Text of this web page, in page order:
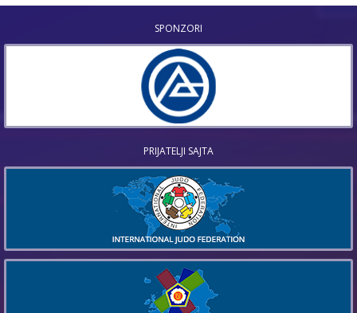
SPONZORI
PRIJATELJI SAJTA